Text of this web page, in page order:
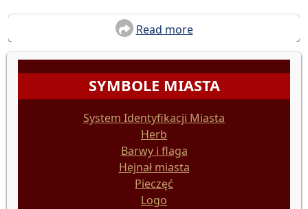
Read more
SYMBOLE MIASTA
System Identyfikacji Miasta
Herb
Barwy i flaga
Hejnał miasta
Pieczęć
Logo